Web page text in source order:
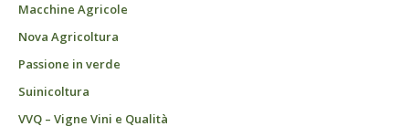
Macchine Agricole
Nova Agricoltura
Passione in verde
Suinicoltura
VVQ – Vigne Vini e Qualità